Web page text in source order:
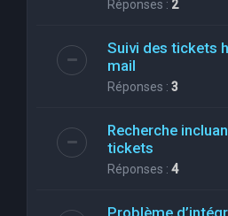
Réponses : 2
Suivi des tickets
mail
Réponses : 3
Recherche
tickets
Réponses : 4
Problème